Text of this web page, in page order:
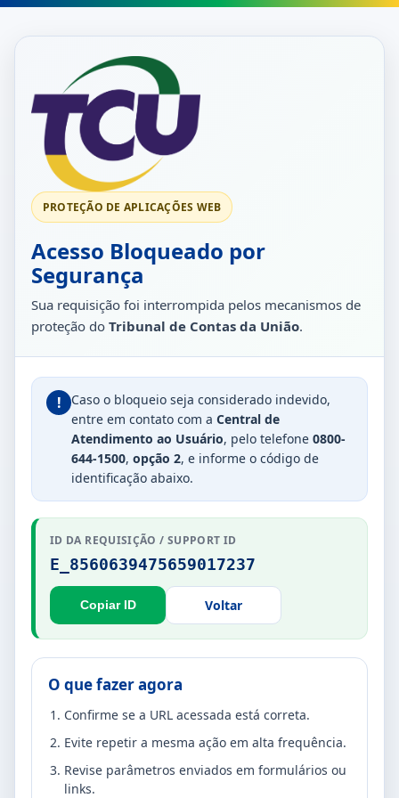
PROTEÇÃO DE APLICAÇÕES WEB
Acesso Bloqueado por
Segurança
Sua requisição foi interrompida pelos mecanismos de
proteção do Tribunal de Contas da União.
!
Caso o bloqueio seja considerado indevido,
entre em contato com a Central de
Atendimento ao Usuário, pelo telefone 0800-
644-1500, opção 2, e informe o código de
identificação abaixo.
ID DA REQUISIÇÃO / SUPPORT ID
E_8560639475659017237
Copiar ID Voltar
O que fazer agora
Confirme se a URL acessada está correta.
Evite repetir a mesma ação em alta frequência.
Revise parâmetros enviados em formulários ou
links.